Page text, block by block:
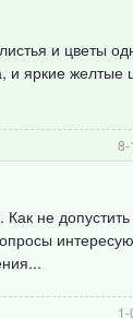
и цветы
и яркие желтые
8-
не